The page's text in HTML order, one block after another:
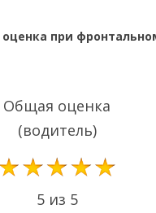
при
Общая оценка
(водитель)
5 из 5